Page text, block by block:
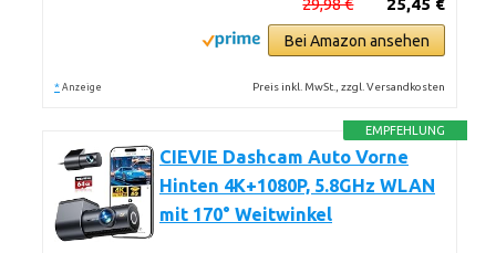
25,45 €
29,98 €
Bei Amazon ansehen
* Anzeige Preis inkl. MwSt., zzgl. Versandkosten
EMPFEHLUNG
CIEVIE Dashcam Auto Vorne
Hinten 4K+1080P, 5.8GHz WLAN
mit 170° Weitwinkel